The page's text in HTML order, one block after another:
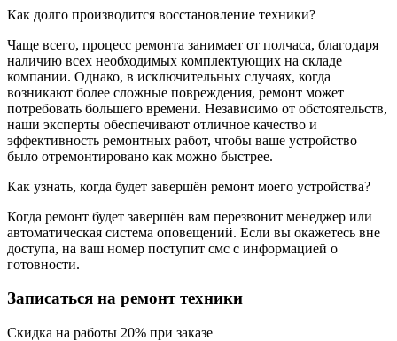
Как долго производится восстановление техники?
Чаще всего, процесс ремонта занимает от полчаса, благодаря
наличию всех необходимых комплектующих на складе
компании. Однако, в исключительных случаях, когда
возникают более сложные повреждения, ремонт может
потребовать большего времени. Независимо от обстоятельств,
наши эксперты обеспечивают отличное качество и
эффективность ремонтных работ, чтобы ваше устройство
было отремонтировано как можно быстрее.
Как узнать, когда будет завершён ремонт моего устройства?
Когда ремонт будет завершён вам перезвонит менеджер или
автоматическая система оповещений. Если вы окажетесь вне
доступа, на ваш номер поступит смс с информацией о
готовности.
Записаться на ремонт техники
Cкидка на работы 20% при заказе